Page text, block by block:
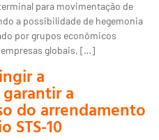
para movimentação de
a possibilidade de hegemonia
por grupos econômicos
globais, […]
a
a
do arrendamento
STS-10